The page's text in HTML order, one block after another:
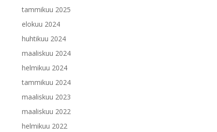
tammikuu 2025
elokuu 2024
huhtikuu 2024
maaliskuu 2024
helmikuu 2024
tammikuu 2024
maaliskuu 2023
maaliskuu 2022
helmikuu 2022